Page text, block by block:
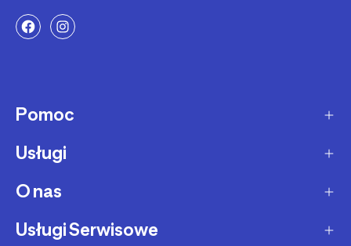
Pomoc
Sposoby dostawy
Dostawa ekspresowa
Usługi
Zakupy na raty
Ochrona środowiska
O nas
O Decathlon
Usługi Serwisowe